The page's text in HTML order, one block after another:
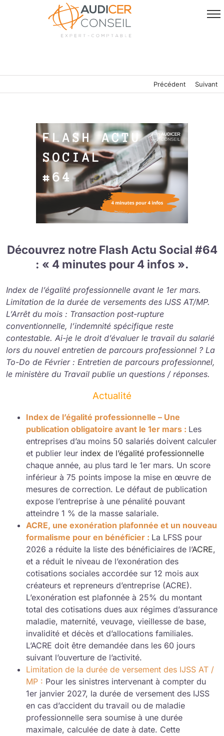
Précédent Suivant
Découvrez notre Flash Actu Social #64
: « 4 minutes pour 4 infos ».
Index de l’égalité professionnelle avant le 1er mars.
Limitation de la durée de versements des IJSS AT/MP.
L’Arrêt du mois : Transaction post-rupture
conventionnelle, l’indemnité spécifique reste
contestable. Ai-je le droit d’évaluer le travail du salarié
lors du nouvel entretien de parcours professionnel ? La
To-Do de Février : Entretien de parcours professionnel,
le ministère du Travail publie un questions / réponses.
Actualité
Index de l’égalité professionnelle – Une
publication obligatoire avant le 1er mars : Les
entreprises d’au moins 50 salariés doivent calculer
et publier leur index de l’égalité professionnelle
chaque année, au plus tard le 1er mars. Un score
inférieur à 75 points impose la mise en œuvre de
mesures de correction. Le défaut de publication
expose l’entreprise à une pénalité pouvant
atteindre 1 % de la masse salariale.
ACRE, une exonération plafonnée et un nouveau
formalisme pour en bénéficier : La LFSS pour
2026 a réduite la liste des bénéficiaires de l’ACRE,
et a réduit le niveau de l’exonération des
cotisations sociales accordée sur 12 mois aux
créateurs et repreneurs d’entreprise (ACRE).
L’exonération est plafonnée à 25% du montant
total des cotisations dues aux régimes d’assurance
maladie, maternité, veuvage, vieillesse de base,
invalidité et décès et d’allocations familiales.
L’ACRE doit être demandée dans les 60 jours
suivant l’ouverture de l’activité.
Limitation de la durée de versement des IJSS AT /
MP : Pour les sinistres intervenant à compter du
1er janvier 2027, la durée de versement des IJSS
en cas d’accident du travail ou de maladie
professionnelle sera soumise à une durée
maximale, calculée de date à date. Cette